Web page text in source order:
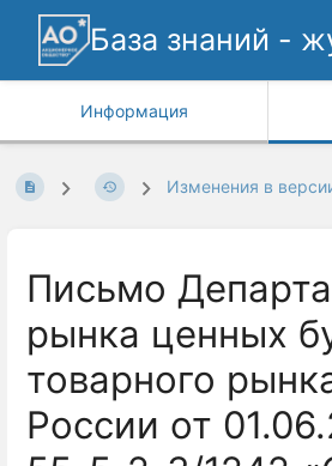
База знаний -
Информация
Изменения в
Письмо
рынка ценных
товарного
России от